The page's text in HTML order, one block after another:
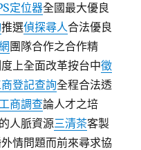
定位器全國最大優良
推選偵探尋人合法優良
團隊合作之合作精
上全面改革按台中徵
登記查詢全程合法透
商調查論人才之培
人脈資源三清茶客製
情問題而前來尋求協